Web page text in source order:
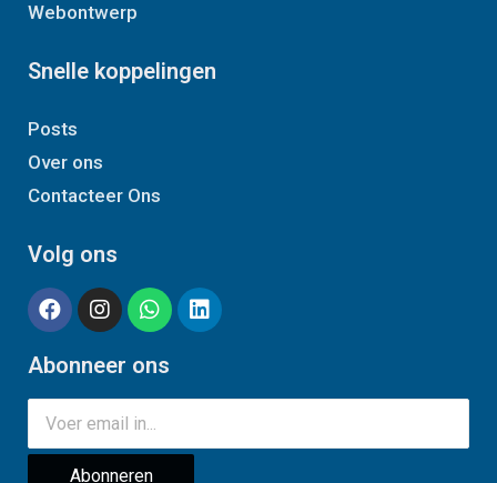
Webontwerp
Snelle koppelingen
Posts
Over ons
Contacteer Ons
Volg ons
Abonneer ons
Abonneren